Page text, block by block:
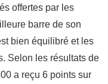
offertes par les
barre de son
bien équilibré et les
Selon les résultats de
a reçu 6 points sur